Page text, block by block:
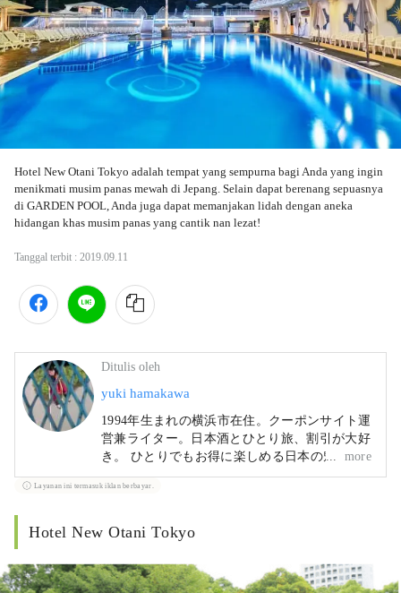
Hotel New Otani Tokyo adalah tempat yang sempurna bagi Anda yang ingin
menikmati musim panas mewah di Jepang. Selain dapat berenang sepuasnya
di GARDEN POOL, Anda juga dapat memanjakan lidah dengan aneka
hidangan khas musim panas yang cantik nan lezat!
Tanggal terbit : 2019.09.11
Ditulis oleh
yuki hamakawa
1994年生まれの横浜市在住。クーポンサイト運
営兼ライター。日本酒とひとり旅、割引が大好
き。 ひとりでもお得に楽しめる日本の魅力を
もとめて日々探索中。
more
Layanan ini termasuk iklan berbayar.
Hotel New Otani Tokyo